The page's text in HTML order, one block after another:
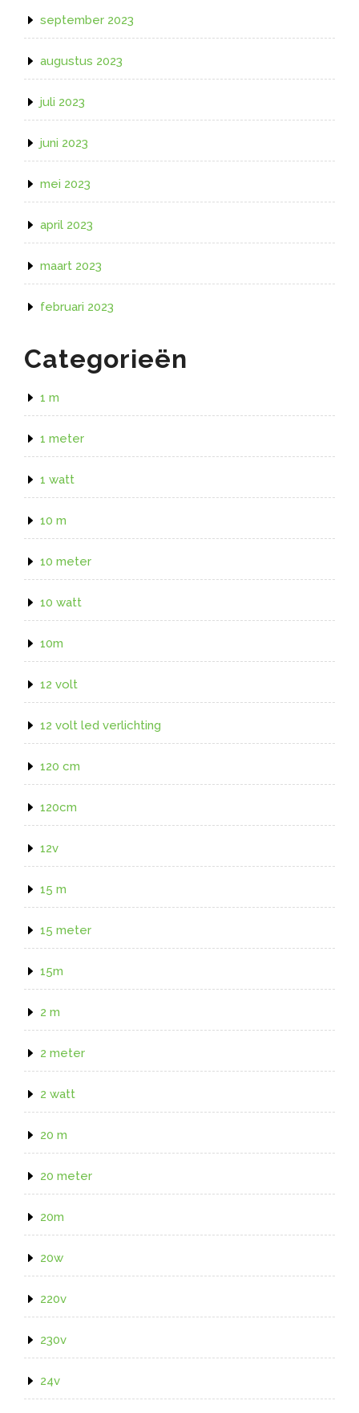
september 2023
augustus 2023
juli 2023
juni 2023
mei 2023
april 2023
maart 2023
februari 2023
Categorieën
1 m
1 meter
1 watt
10 m
10 meter
10 watt
10m
12 volt
12 volt led verlichting
120 cm
120cm
12v
15 m
15 meter
15m
2 m
2 meter
2 watt
20 m
20 meter
20m
20w
220v
230v
24v